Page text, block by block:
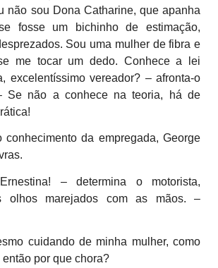
não sou Dona Catharine, que apanha
fosse um bichinho de estimação,
Sou uma mulher de fibra e
me tocar um dedo. Conhece a lei
excelentíssimo vereador? – afronta-o
Se não a conhece na teoria, há de
conhecimento da empregada, George
– determina o motorista,
olhos marejados com as mãos. –
cuidando de minha mulher, como
por que chora?